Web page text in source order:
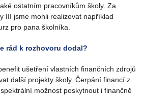
ostatním pracovníkům školy. Za
III jsme mohli realizovat například
pro pana školníka.
rád k rozhovoru dodal?
ušetření vlastních finančních zdrojů
další projekty školy. Čerpání financí z
možnost poskytnout i finančně